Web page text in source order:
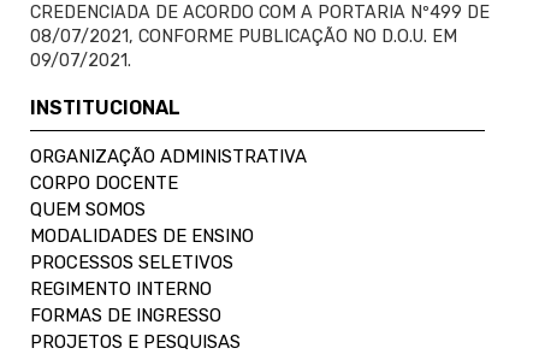
CREDENCIADA DE ACORDO COM A PORTARIA Nº499 DE
08/07/2021, CONFORME PUBLICAÇÃO NO D.O.U. EM
09/07/2021.
INSTITUCIONAL
ORGANIZAÇÃO ADMINISTRATIVA
CORPO DOCENTE
QUEM SOMOS
MODALIDADES DE ENSINO
PROCESSOS SELETIVOS
REGIMENTO INTERNO
FORMAS DE INGRESSO
PROJETOS E PESQUISAS